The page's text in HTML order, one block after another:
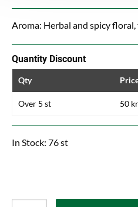
Aroma: Herbal and spicy
Quantity Discount
Qty
Over 5 st 50 kr
In Stock: 76 st